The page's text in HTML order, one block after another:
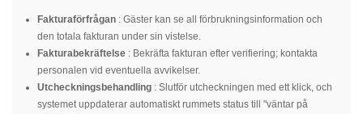
Fakturaförfrågan : Gäster kan se all förbrukningsinformation och
den totala fakturan under sin vistelse.
Fakturabekräftelse : Bekräfta fakturan efter verifiering; kontakta
personalen vid eventuella avvikelser.
Utcheckningsbehandling : Slutför utcheckningen med ett klick, och
systemet uppdaterar automatiskt rummets status till "väntar på